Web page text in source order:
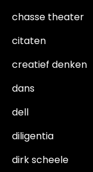
chasse theater
citaten
creatief denken
dans
dell
diligentia
dirk scheele